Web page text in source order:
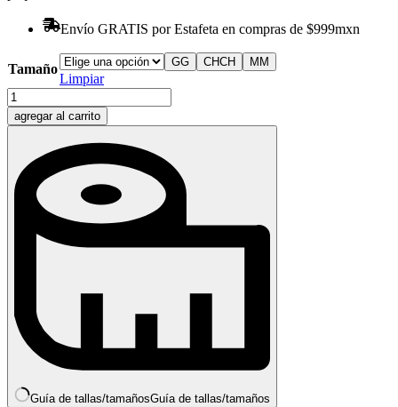
Envío GRATIS por Estafeta en compras de $999mxn
Tamaño GG CHCH M M
Limpiar
Café
+
Libros
Funda
de
solapa
cantidad
agregar al carrito
Guía de tallas/tamañosGuía de tallas/tamaños